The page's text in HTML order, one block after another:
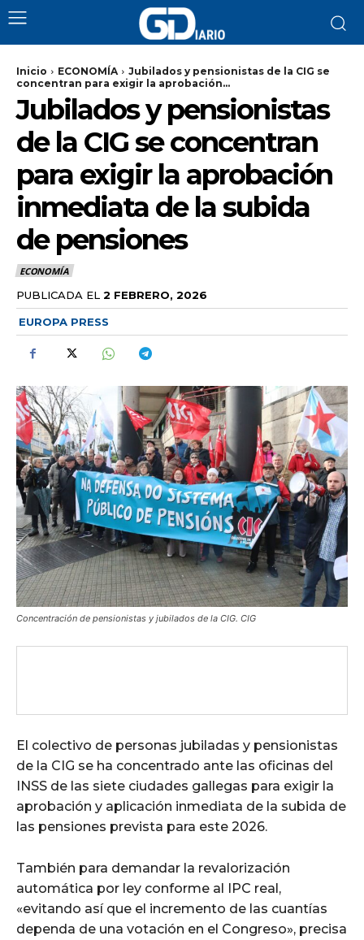
Inicio ECONOMÍA
Jubilados y pensionistas de la CIG se
concentran para exigir la aprobación...
Jubilados y pensionistas
de la CIG se concentran
para exigir la aprobación
inmediata de la subida
de pensiones
ECONOMÍA
PUBLICADA EL 2 FEBRERO, 2026
EUROPA PRESS
Concentración de pensionistas y jubilados de la CIG. CIG
El colectivo de personas jubiladas y pensionistas
de la CIG se ha concentrado ante las oficinas del
INSS de las siete ciudades gallegas para exigir la
aprobación y aplicación inmediata de la subida de
las pensiones prevista para este 2026.
También para demandar la revalorización
automática por ley conforme al IPC real,
«evitando así que el incremento de las cuantías
dependa de una votación en el Congreso», precisa